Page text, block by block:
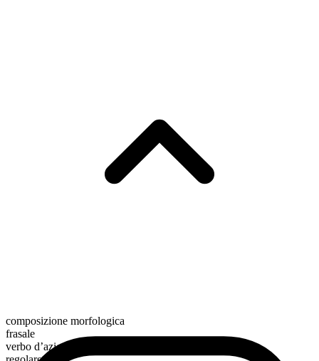
composizione morfologica
frasale
verbo d’azione